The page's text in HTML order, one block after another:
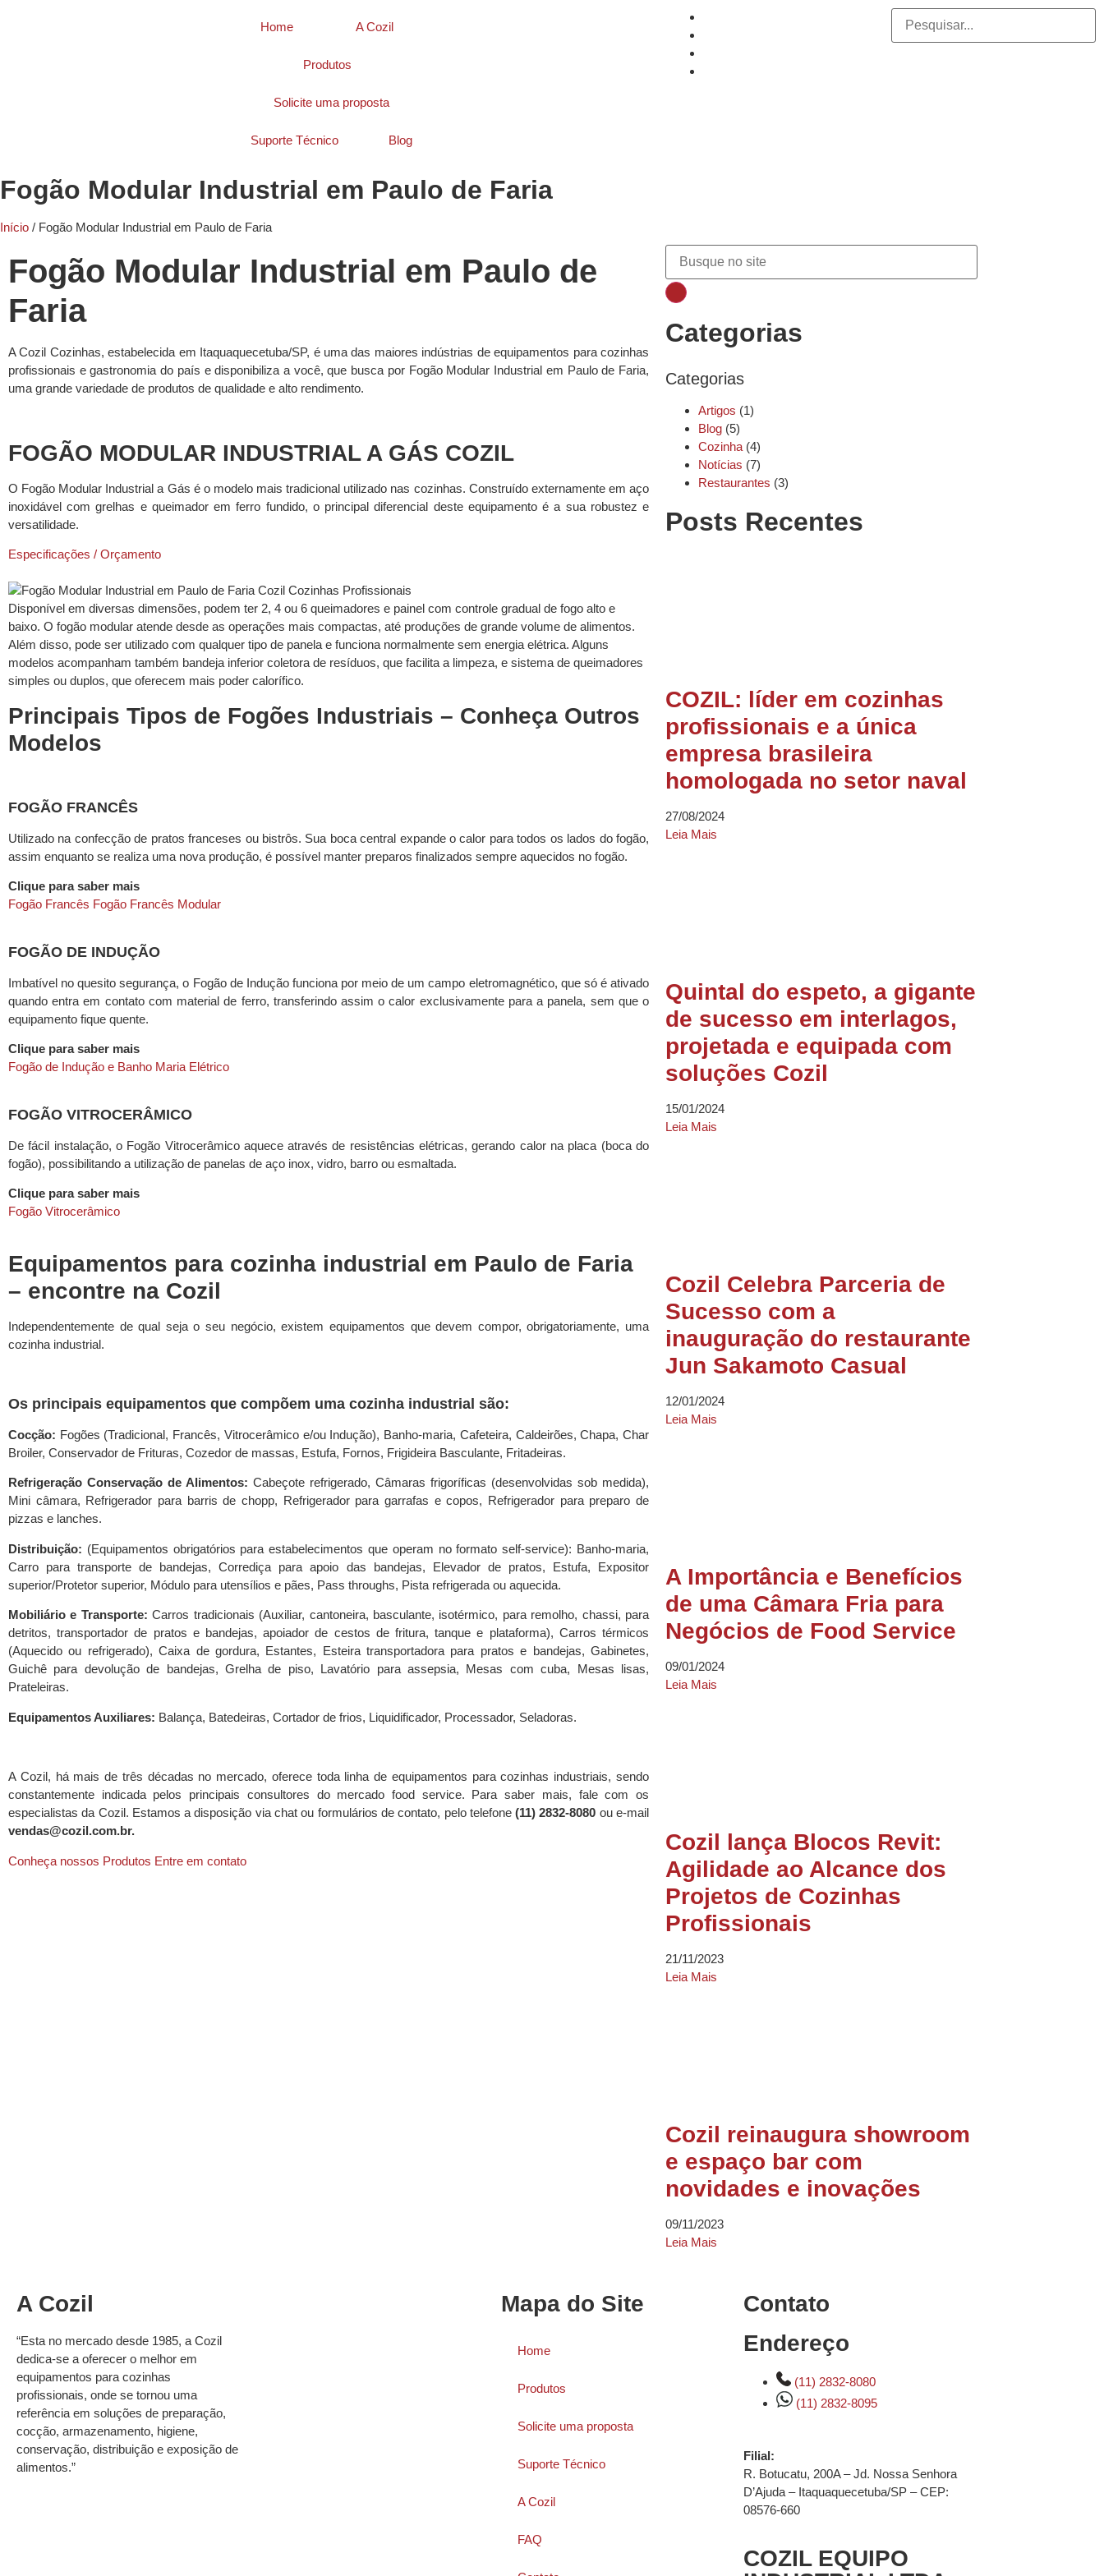
Home A Cozil
Produtos
Solicite uma proposta
Suporte Técnico Blog
Fogão Modular Industrial em Paulo de Faria
Início / Fogão Modular Industrial em Paulo de Faria
Fogão Modular Industrial em Paulo de
Faria
A Cozil Cozinhas, estabelecida em Itaquaquecetuba/SP, é uma das maiores indústrias de equipamentos para cozinhas
profissionais e gastronomia do país e disponibiliza a você, que busca por Fogão Modular Industrial em Paulo de Faria,
uma grande variedade de produtos de qualidade e alto rendimento.
FOGÃO MODULAR INDUSTRIAL A GÁS COZIL
O Fogão Modular Industrial a Gás é o modelo mais tradicional utilizado nas cozinhas. Construído externamente em aço
inoxidável com grelhas e queimador em ferro fundido, o principal diferencial deste equipamento é a sua robustez e
versatilidade.
Especificações / Orçamento
Disponível em diversas dimensões, podem ter 2, 4 ou 6 queimadores e painel com controle gradual de fogo alto e
baixo. O fogão modular atende desde as operações mais compactas, até produções de grande volume de alimentos.
Além disso, pode ser utilizado com qualquer tipo de panela e funciona normalmente sem energia elétrica. Alguns
modelos acompanham também bandeja inferior coletora de resíduos, que facilita a limpeza, e sistema de queimadores
simples ou duplos, que oferecem mais poder calorífico.
Principais Tipos de Fogões Industriais – Conheça Outros
Modelos
FOGÃO FRANCÊS
Utilizado na confecção de pratos franceses ou bistrôs. Sua boca central expande o calor para todos os lados do fogão,
assim enquanto se realiza uma nova produção, é possível manter preparos finalizados sempre aquecidos no fogão.
Clique para saber mais
Fogão Francês Fogão Francês Modular
FOGÃO DE INDUÇÃO
Imbatível no quesito segurança, o Fogão de Indução funciona por meio de um campo eletromagnético, que só é ativado
quando entra em contato com material de ferro, transferindo assim o calor exclusivamente para a panela, sem que o
equipamento fique quente.
Clique para saber mais
Fogão de Indução e Banho Maria Elétrico
FOGÃO VITROCERÂMICO
De fácil instalação, o Fogão Vitrocerâmico aquece através de resistências elétricas, gerando calor na placa (boca do
fogão), possibilitando a utilização de panelas de aço inox, vidro, barro ou esmaltada.
Clique para saber mais
Fogão Vitrocerâmico
Equipamentos para cozinha industrial em Paulo de Faria
– encontre na Cozil
Independentemente de qual seja o seu negócio, existem equipamentos que devem compor, obrigatoriamente, uma
cozinha industrial.
Os principais equipamentos que compõem uma cozinha industrial são:
Cocção: Fogões (Tradicional, Francês, Vitrocerâmico e/ou Indução), Banho-maria, Cafeteira, Caldeirões, Chapa, Char
Broiler, Conservador de Frituras, Cozedor de massas, Estufa, Fornos, Frigideira Basculante, Fritadeiras.
Refrigeração Conservação de Alimentos: Cabeçote refrigerado, Câmaras frigoríficas (desenvolvidas sob medida),
Mini câmara, Refrigerador para barris de chopp, Refrigerador para garrafas e copos, Refrigerador para preparo de
pizzas e lanches.
Distribuição: (Equipamentos obrigatórios para estabelecimentos que operam no formato self-service): Banho-maria,
Carro para transporte de bandejas, Corrediça para apoio das bandejas, Elevador de pratos, Estufa, Expositor
superior/Protetor superior, Módulo para utensílios e pães, Pass throughs, Pista refrigerada ou aquecida.
Mobiliário e Transporte: Carros tradicionais (Auxiliar, cantoneira, basculante, isotérmico, para remolho, chassi, para
detritos, transportador de pratos e bandejas, apoiador de cestos de fritura, tanque e plataforma), Carros térmicos
(Aquecido ou refrigerado), Caixa de gordura, Estantes, Esteira transportadora para pratos e bandejas, Gabinetes,
Guichê para devolução de bandejas, Grelha de piso, Lavatório para assepsia, Mesas com cuba, Mesas lisas,
Prateleiras.
Equipamentos Auxiliares: Balança, Batedeiras, Cortador de frios, Liquidificador, Processador, Seladoras.
A Cozil, há mais de três décadas no mercado, oferece toda linha de equipamentos para cozinhas industriais, sendo
constantemente indicada pelos principais consultores do mercado food service. Para saber mais, fale com os
especialistas da Cozil. Estamos a disposição via chat ou formulários de contato, pelo telefone(11) 2832-8080 ou e-mail
vendas@cozil.com.br.
Conheça nossos Produtos Entre em contato
Categorias
Categorias
Artigos (1)
Blog(5)
Cozinha(4)
Notícias (7)
Restaurantes (3)
Posts Recentes
COZIL: líder em cozinhas
profissionais e a única
empresa brasileira
homologada no setor naval
27/08/2024
Leia Mais
Quintal do espeto, a gigante
de sucesso em interlagos,
projetada e equipada com
soluções Cozil
15/01/2024
Leia Mais
Cozil Celebra Parceria de
Sucesso com a
inauguração do restaurante
Jun Sakamoto Casual
12/01/2024
Leia Mais
A Importância e Benefícios
de uma Câmara Fria para
Negócios de Food Service
09/01/2024
Leia Mais
Cozil lança Blocos Revit:
Agilidade ao Alcance dos
Projetos de Cozinhas
Profissionais
21/11/2023
Leia Mais
Cozil reinaugura showroom
e espaço bar com
novidades e inovações
09/11/2023
Leia Mais
A Cozil
“Esta no mercado desde 1985, a Cozil
dedica-se a oferecer o melhor em
equipamentos para cozinhas
profissionais, onde se tornou uma
referência em soluções de preparação,
cocção, armazenamento, higiene,
conservação, distribuição e exposição de
alimentos.”
Mapa do Site
Home
Produtos
Solicite uma proposta
Suporte Técnico
A Cozil
FAQ
Contato
Endereço
(11) 2832-8080
(11) 2832-8095
Filial:
R. Botucatu, 200A – Jd. Nossa Senhora
D’Ajuda – Itaquaquecetuba/SP – CEP:
08576-660
COZIL EQUIPO